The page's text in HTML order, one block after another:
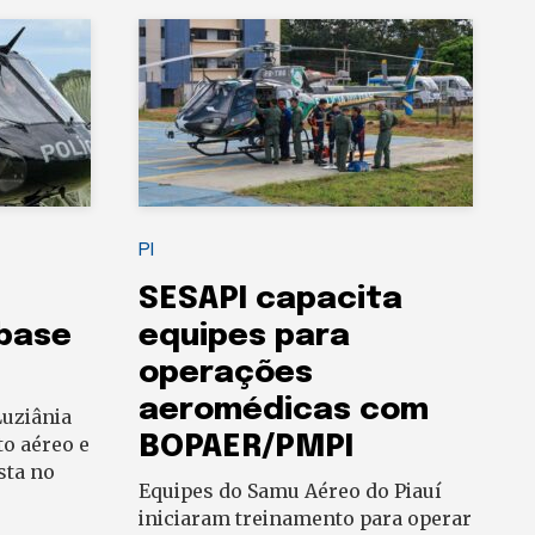
aéreo e
no
PI
SESAPI capacita
equipes para
operações
aeromédicas com
BOPAER/PMPI
Equipes do Samu Aéreo do Piauí
iniciaram treinamento para operar